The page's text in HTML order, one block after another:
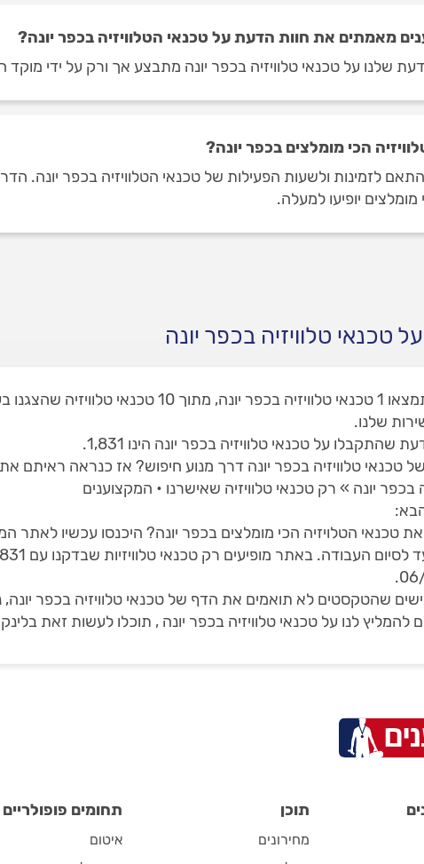
מאמתים את חוות הדעת על טכנאי הטלוויזיה בכפר יונה?
שלנו על טכנאי טלוויזיה בכפר יונה מתבצע אך ורק על ידי
הכי מומלצים בכפר יונה?
לזמינות ולשעות הפעילות של טכנאי הטלוויזיה בכפר יונה.
מומלצים יופיעו למעלה.
טכנאי טלוויזיה בכפר יונה
באתר שלנו תמצאו 1 טכנאי טלוויזיה
שלנו.
שהתקבלו על טכנאי טלוויזיה בכפר יונה הינו 1,831.
טכנאי טלוויזיה בכפר יונה דרך מנוע חיפוש? אז כנראה ראיתם
בכפר יונה » רק טכנאי טלוויזיה שאישרנו • המקצוענים
טכנאי הטלויזיה הכי מומלצים בכפר יונה? היכנסו עכשיו לאתר
שהטקסטים לא תואמים את הדף של טכנאי טלוויזיה בכפר יונה,
להמליץ לנו על טכנאי טלוויזיה בכפר יונה , תוכלו לעשות זאת
תוכן
מחירונים
תחומים פופולריים
איטום